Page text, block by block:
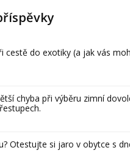
cestě do exotiky (a jak vás
chyba při výběru zimní
Otestujte si jaro v obytce s